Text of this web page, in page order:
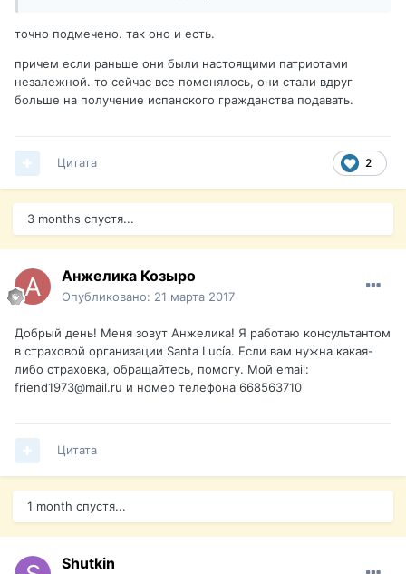
точно подмечено. так оно и есть.
причем если раньше они были настоящими патриотами
незалежной. то сейчас все поменялось, они стали вдруг
больше на получение испанского гражданства подавать.
2
Цитата
3 months спустя...
Анжелика Козыро
Опубликовано: 21 марта 2017
Добрый день! Меня зовут Анжелика! Я работаю консультантом
в страховой организации Santa Lucía. Если вам нужна какая-
либо страховка, обращайтесь, помогу. Мой email:
friend1973@mail.ru и номер телефона 668563710
Цитата
1 month спустя...
Shutkin